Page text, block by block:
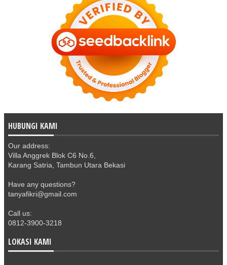
HUBUNGI KAMI
Our address:
Villa Anggrek Blok C6 No.6,
Karang Satria, Tambun Utara Bekasi
Have any questions?
tanyafikri@gmail.com
Call us:
0812-3900-3218
LOKASI KAMI